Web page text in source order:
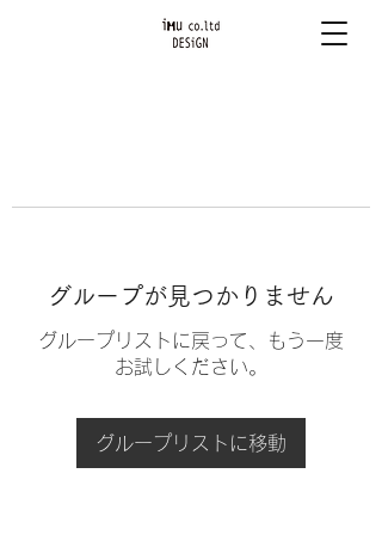
グループが見つかりません
グループリストに戻って、もう一度
お試しください。
グループリストに移動